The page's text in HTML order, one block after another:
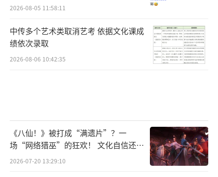
2026-08-05 11:58:11
中传多个艺术类取消艺考 依据文化课成
绩依次录取
2026-08-06 10:42:35
《八仙！》被打成“满遗片”？一
场“网络猎巫”的狂欢！ 文化自信还是
焦虑？
2026-07-20 13:29:10